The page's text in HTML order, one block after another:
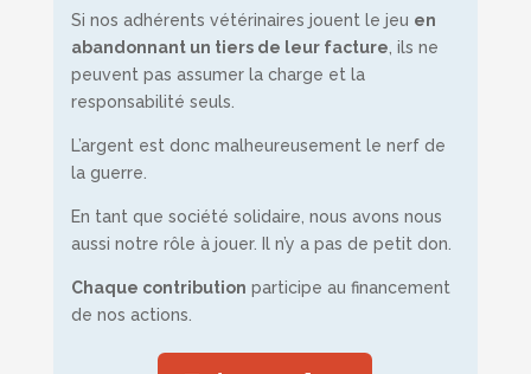
Si nos adhérents vétérinaires jouent le jeu en
abandonnant un tiers de leur facture , ils ne
peuvent pas assumer la charge et la
responsabilité seuls.
L’argent est donc malheureusement le nerf de
la guerre.
En tant que société solidaire, nous avons nous
aussi notre rôle à jouer. Il n’y a pas de petit don.
Chaque contribution participe au financement
de nos actions.